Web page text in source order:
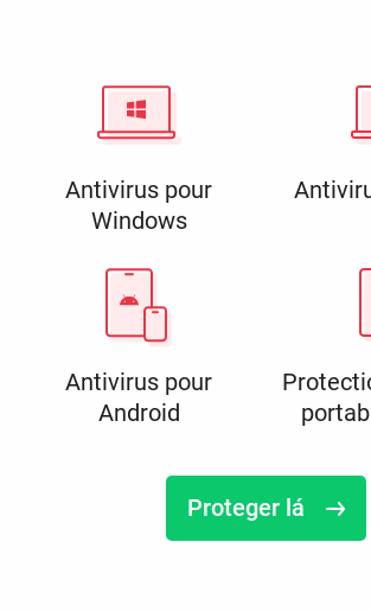
Antivirus pour
Windows
Antivirus pour
Android
Proteger lá